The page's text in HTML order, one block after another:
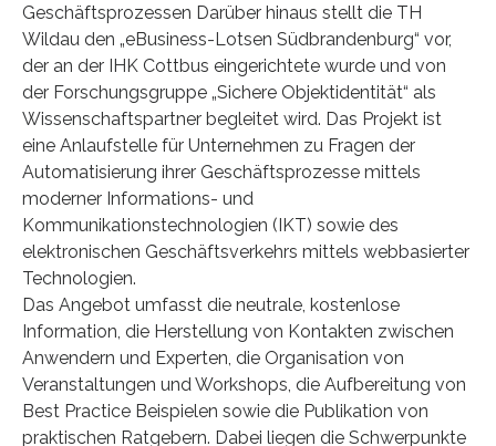
Geschäftsprozessen Darüber hinaus stellt die TH
Wildau den „eBusiness-Lotsen Südbrandenburg“ vor,
der an der IHK Cottbus eingerichtete wurde und von
der Forschungsgruppe „Sichere Objektidentität“ als
Wissenschaftspartner begleitet wird. Das Projekt ist
eine Anlaufstelle für Unternehmen zu Fragen der
Automatisierung ihrer Geschäftsprozesse mittels
moderner Informations- und
Kommunikationstechnologien (IKT) sowie des
elektronischen Geschäftsverkehrs mittels webbasierter
Technologien.
Das Angebot umfasst die neutrale, kostenlose
Information, die Herstellung von Kontakten zwischen
Anwendern und Experten, die Organisation von
Veranstaltungen und Workshops, die Aufbereitung von
Best Practice Beispielen sowie die Publikation von
praktischen Ratgebern. Dabei liegen die Schwerpunkte